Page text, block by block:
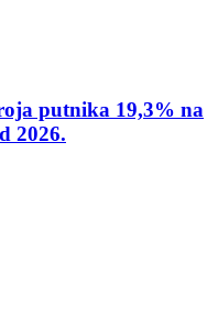
putnika 19,3% na
2026.